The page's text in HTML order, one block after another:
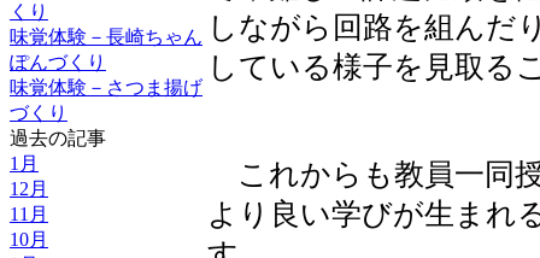
くり
味覚体験－長崎ちゃん
ぽんづくり
味覚体験－さつま揚げ
づくり
過去の記事
1月
12月
11月
10月
しながら回路を組んだ
している様子を見取る
これからも教員一同
より良い学びが生まれ